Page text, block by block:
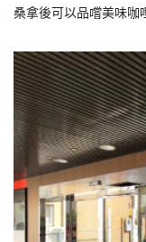
桑拿後可以品嚐美味咖